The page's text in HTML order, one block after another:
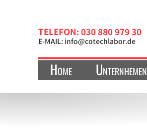
TELEFON: 030 880 979 30
E-MAIL: info@cotechlabor.de
Home Unternhemen